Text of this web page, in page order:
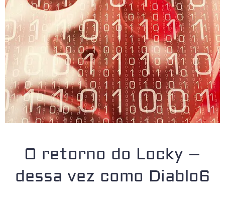
O retorno do Locky –
dessa vez como Diablo6